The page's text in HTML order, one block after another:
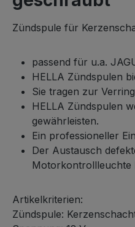
Zündspule für
passend für u.a.
HELLA Zündspulen
Sie tragen zur
HELLA Zündspulen
gewährleisten.
Ein professioneller
Der Austausch
Motorkontrollleuchte
Artikelkriterien:
Zündspule: